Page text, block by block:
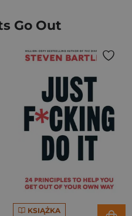
Go Out
KSIĄŻKA